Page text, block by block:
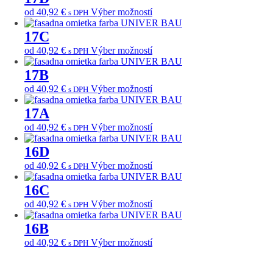
môžete
vybrať
stránke
produktu.
viacero
variantov.
Možnosti
môžete
vybrať
stránke
produktu.
od 40,92 € s DPH Výber možnostíTento
produkt
viacero
variantov.
Možnosti
môžete
vybrať
stránke
produktu.
17C
od 40,92 € s DPH Výber možnostíTento
produkt
viacero
variantov.
Možnosti
môžete
vybrať
stránke
produktu.
17B
od 40,92 € s DPH Výber možnostíTento
produkt
viacero
variantov.
Možnosti
môžete
vybrať
stránke
produktu.
17A
od 40,92 € s DPH Výber možnostíTento
produkt
viacero
variantov.
Možnosti
môžete
vybrať
stránke
produktu.
16D
od 40,92 € s DPH Výber možnostíTento
produkt
viacero
variantov.
Možnosti
môžete
16C
od 40,92 € s DPH Výber možnostíTento
produkt
viacero
variantov.
16B
od 40,92 € s DPH Výber možnostíTento